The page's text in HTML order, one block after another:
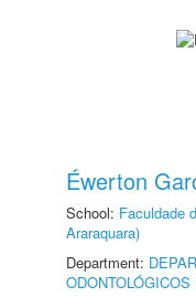
Éwerton
School: Faculdade
Araraquara)
Department: